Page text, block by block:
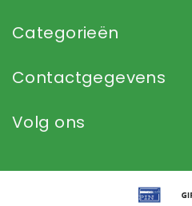
Categorieën
Contactgegevens
Volg ons